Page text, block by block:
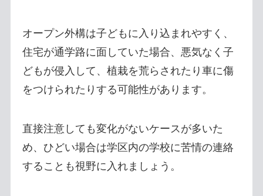
オープン外構は子どもに入り込まれやすく、
住宅が通学路に面していた場合、悪気なく子
どもが侵入して、植栽を荒らされたり車に傷
をつけられたりする可能性があります。
直接注意しても変化がないケースが多いた
め、ひどい場合は学区内の学校に苦情の連絡
することも視野に入れましょう。